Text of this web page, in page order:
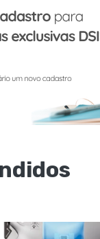
A partir de
11.900,00